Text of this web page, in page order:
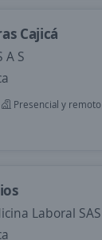
Cajicá
A S
Presencial y remoto
Laboral SAS